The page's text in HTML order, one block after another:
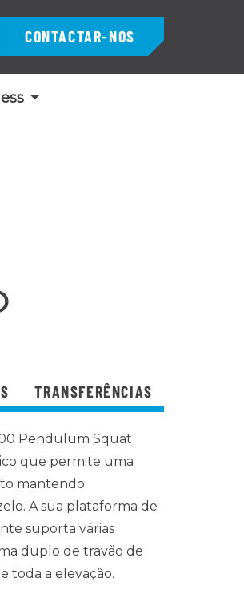
CONTACTAR-NOS
TRANSFERÊNCIAS
Pendulum Squat
que permite uma
mantendo
A sua plataforma de
suporta várias
duplo de travão de
toda a elevação.